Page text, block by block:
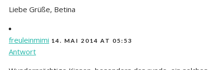
Liebe Grüße, Betina
freuleinmimi 14. MAI 2014 AT 05:53
Antwort